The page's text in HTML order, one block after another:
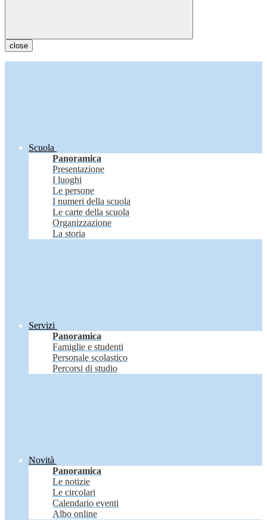
close
Scuola
Panoramica
Presentazione
I luoghi
Le persone
I numeri della scuola
Le carte della scuola
Organizzazione
La storia
Servizi
Panoramica
Famiglie e studenti
Personale scolastico
Percorsi di studio
Novità
Panoramica
Le notizie
Le circolari
Calendario eventi
Albo online